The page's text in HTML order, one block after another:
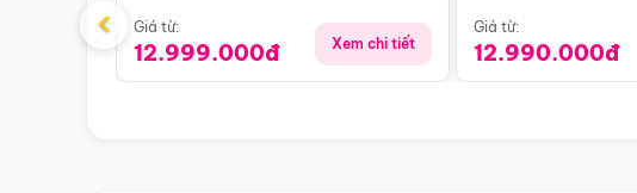
Giá từ:
12.999.000đ Xem chi tiết
Giá từ:
12.990.000đ
‹